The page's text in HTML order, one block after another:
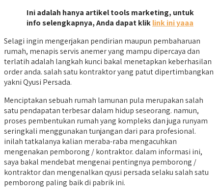
Ini adalah hanya artikel tools marketing, untuk
info selengkapnya, Anda dapat kliklink ini yaaa
Selagi ingin mengerjakan pendirian maupun pembaharuan
rumah, menapis servis anemer yang mampu dipercaya dan
terlatih adalah langkah kunci bakal menetapkan keberhasilan
order anda. salah satu kontraktor yang patut dipertimbangkan
yakni Qyusi Persada.
Menciptakan sebuah rumah lamunan pula merupakan salah
satu pendapatan terbesar dalam hidup seseorang. namun,
proses pembentukan rumah yang kompleks dan juga runyam
seringkali menggunakan tunjangan dari para profesional.
inilah tatkalanya kalian meraba-raba mengacuhkan
mengenakan pemborong / kontraktor. dalam informasi ini,
saya bakal mendebat mengenai pentingnya pemborong /
kontraktor dan mengenalkan qyusi persada selaku salah satu
pemborong paling baik di pabrik ini.